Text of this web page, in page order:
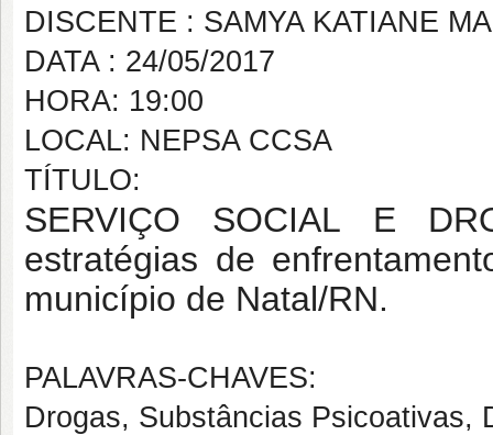
DISCENTE : SAMYA KATIANE
DATA : 24/05/2017
HORA: 19:00
LOCAL: NEPSA CCSA
TÍTULO:
SERVIÇO SOCIAL E
estratégias de
município de Natal/RN.
PALAVRAS-CHAVES:
Drogas, Substâncias